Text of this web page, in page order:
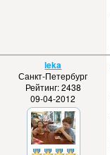
leka
Санкт-Петербург
Рейтинг: 2438
09-04-2012